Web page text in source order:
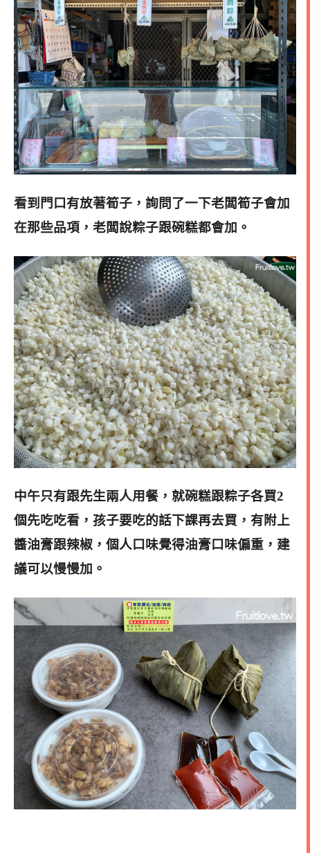
看到門口有放著筍子，詢問了一下老闆筍子會加
在那些品項，老闆說粽子跟碗糕都會加。
中午只有跟先生兩人用餐，就碗糕跟粽子各買2
個先吃吃看，孩子要吃的話下課再去買，有附上
醬油膏跟辣椒，個人口味覺得油膏口味偏重，建
議可以慢慢加。